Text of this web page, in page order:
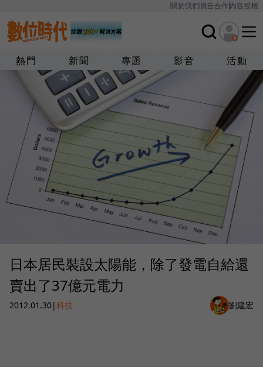
關於我們廣告合作內容授權
熱門 新聞 專題 影音 活動
日本居民裝設太陽能，除了發電自給還
賣出了37億元電力
2012.01.30|科技 劉建宏